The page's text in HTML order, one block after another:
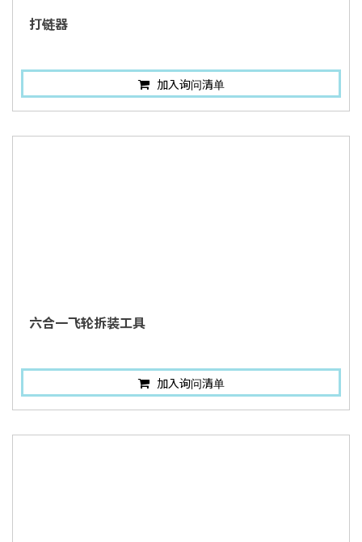
打链器
加入询问清单
六合一飞轮拆装工具
加入询问清单